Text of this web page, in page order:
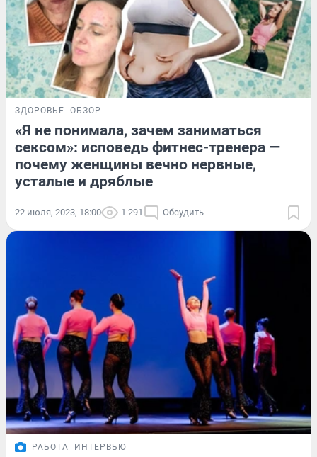
ЗДОРОВЬЕ ОБЗОР
«Я не понимала, зачем заниматься
сексом»: исповедь фитнес-тренера —
почему женщины вечно нервные,
усталые и дряблые
22 июля, 2023, 18:00 1 291 Обсудить
РАБОТА ИНТЕРВЬЮ